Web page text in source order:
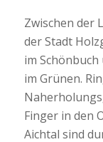
Zwischen der
der Stadt
im
im Grünen.
Finger in den
Aichtal sind